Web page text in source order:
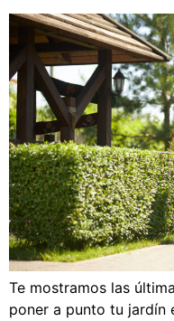
Te mostramos las
poner a punto tu jardín